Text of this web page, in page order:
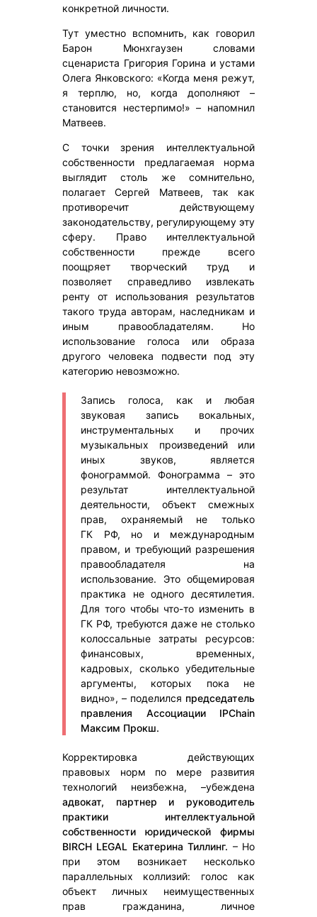
конкретной личности.
Тут уместно вспомнить, как говорил
Барон Мюнхгаузен словами
сценариста Григория Горина и устами
Олега Янковского: «Когда меня режут,
я терплю, но, когда дополняют –
становится нестерпимо!» – напомнил
Матвеев.
С точки зрения интеллектуальной
собственности предлагаемая норма
выглядит столь же сомнительно,
полагает Сергей Матвеев, так как
противоречит действующему
законодательству, регулирующему эту
сферу. Право интеллектуальной
собственности прежде всего
поощряет творческий труд и
позволяет справедливо извлекать
ренту от использования результатов
такого труда авторам, наследникам и
иным правообладателям. Но
использование голоса или образа
другого человека подвести под эту
категорию невозможно.
Запись голоса, как и любая
звуковая запись вокальных,
инструментальных и прочих
музыкальных произведений или
иных звуков, является
фонограммой. Фонограмма – это
результат интеллектуальной
деятельности, объект смежных
прав, охраняемый не только
ГК РФ, но и международным
правом, и требующий разрешения
правообладателя на
использование. Это общемировая
практика не одного десятилетия.
Для того чтобы что-то изменить в
ГК РФ, требуются даже не столько
колоссальные затраты ресурсов:
финансовых, временных,
кадровых, сколько убедительные
аргументы, которых пока не
видно», – поделился председатель
правления Ассоциации IPChain
Максим Прокш.
Корректировка действующих
правовых норм по мере развития
технологий неизбежна, –убеждена
адвокат, партнер и руководитель
практики интеллектуальной
собственности юридической фирмы
BIRCH LEGAL Екатерина Тиллинг. – Но
при этом возникает несколько
параллельных коллизий: голос как
объект личных неимущественных
прав гражданина, личное